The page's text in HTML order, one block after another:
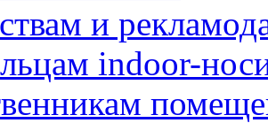
и
indoor-